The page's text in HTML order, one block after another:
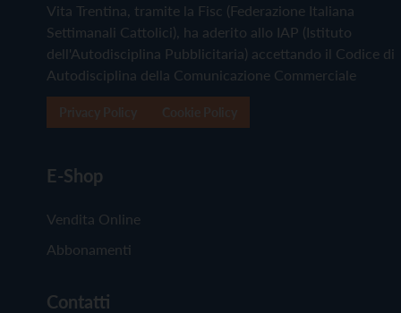
Vita Trentina, tramite la Fisc (Federazione Italiana
Settimanali Cattolici), ha aderito allo IAP (Istituto
dell'Autodisciplina Pubblicitaria) accettando il Codice di
Autodisciplina della Comunicazione Commerciale
E-Shop
Vendita Online
Abbonamenti
Contatti